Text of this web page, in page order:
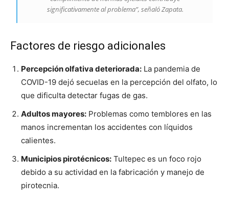
significativamente al problema”, señaló Zapata.
Factores de riesgo adicionales
Percepción olfativa deteriorada: La pandemia de
COVID-19 dejó secuelas en la percepción del olfato, lo
que dificulta detectar fugas de gas.
Adultos mayores: Problemas como temblores en las
manos incrementan los accidentes con líquidos
calientes.
Municipios pirotécnicos: Tultepec es un foco rojo
debido a su actividad en la fabricación y manejo de
pirotecnia.